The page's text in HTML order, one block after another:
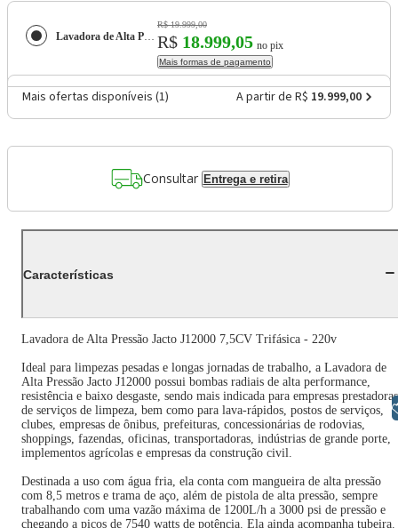
Lavadora de Alta Pressão Jacto J12000 7,5CV Trifásica - 220v
R$ 19.999,00
R$ 18.999,05 no pix
Mais formas de pagamento
Mais ofertas disponíveis (1) A partir de R$ 19.999,00
Consultar Entrega e retira
Características
Lavadora de Alta Pressão Jacto J12000 7,5CV Trifásica - 220v
Ideal para limpezas pesadas e longas jornadas de trabalho, a Lavadora de
Alta Pressão Jacto J12000 possui bombas radiais de alta performance,
resistência e baixo desgaste, sendo mais indicada para empresas prestadoras
de serviços de limpeza, bem como para lava-rápidos, postos de serviços,
clubes, empresas de ônibus, prefeituras, concessionárias de rodovias,
shoppings, fazendas, oficinas, transportadoras, indústrias de grande porte,
implementos agrícolas e empresas da construção civil.
Destinada a uso com água fria, ela conta com mangueira de alta pressão
com 8,5 metros e trama de aço, além de pistola de alta pressão, sempre
trabalhando com uma vazão máxima de 1200L/h a 3000 psi de pressão e
chegando a picos de 7540 watts de potência. Ela ainda acompanha tubeira.
Libras